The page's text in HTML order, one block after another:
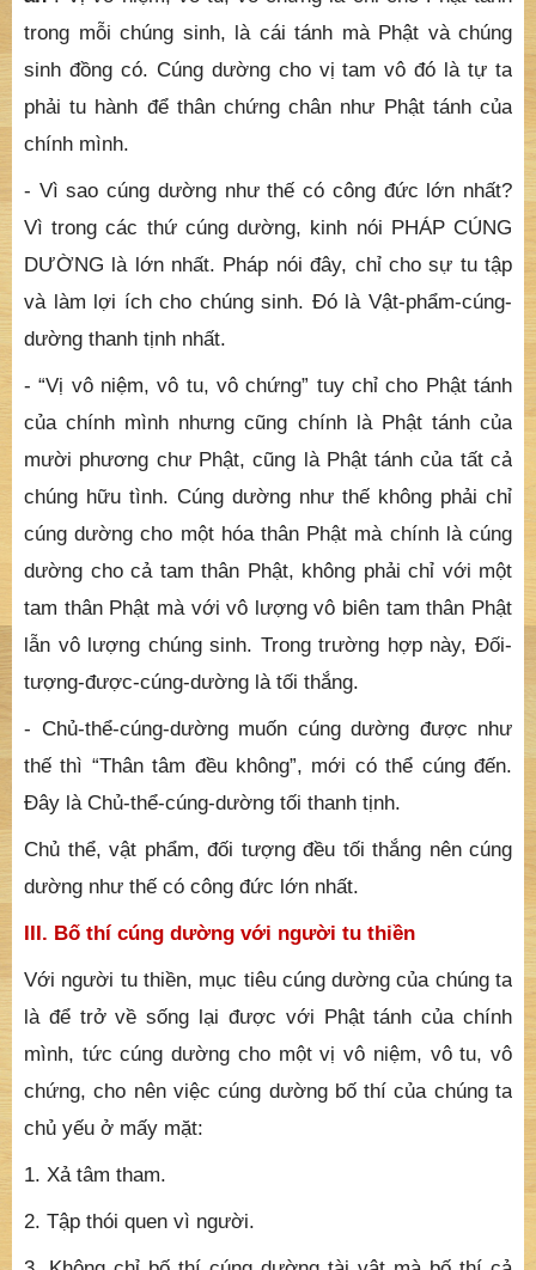
phải tu hành để thân chứng chân như Phật tánh của
chính mình.
- Vì sao cúng dường như thế có công đức lớn nhất?
Vì trong các thứ cúng dường, kinh nói PHÁP CÚNG
và làm lợi ích cho chúng sinh. Đó là Vật-phẩm-cúng-
dường thanh tịnh nhất.
- “Vị vô niệm, vô tu, vô chứng” tuy chỉ cho Phật tánh
của chính mình nhưng cũng chính là Phật tánh của
chúng hữu tình. Cúng dường như thế không phải chỉ
cúng dường cho một hóa thân Phật mà chính là cúng
dường cho cả tam thân Phật, không phải chỉ với một
tam thân Phật mà với vô lượng vô biên tam thân Phật
lẫn vô lượng chúng sinh. Trong trường hợp này, Đối-
tượng-được-cúng-dường là tối thắng.
- Chủ-thể-cúng-dường muốn cúng dường được như
thế thì “Thân tâm đều không”, mới có thể cúng đến.
Chủ thể, vật phẩm, đối tượng đều tối thắng nên cúng
dường như thế có công đức lớn nhất.
III. Bố thí cúng dường với người tu thiền
Với người tu thiền, mục tiêu cúng dường của chúng ta
là để trở về sống lại được với Phật tánh của chính
chứng, cho nên việc cúng dường bố thí của chúng ta
chủ yếu ở mấy mặt:
1. Xả tâm tham.
2. Tập thói quen vì người.
3. Không chỉ bố thí cúng dường tài vật mà bố thí cả
những tâm niệm sân giận, ngã mạn, vị kỷ v.v… Độ tất